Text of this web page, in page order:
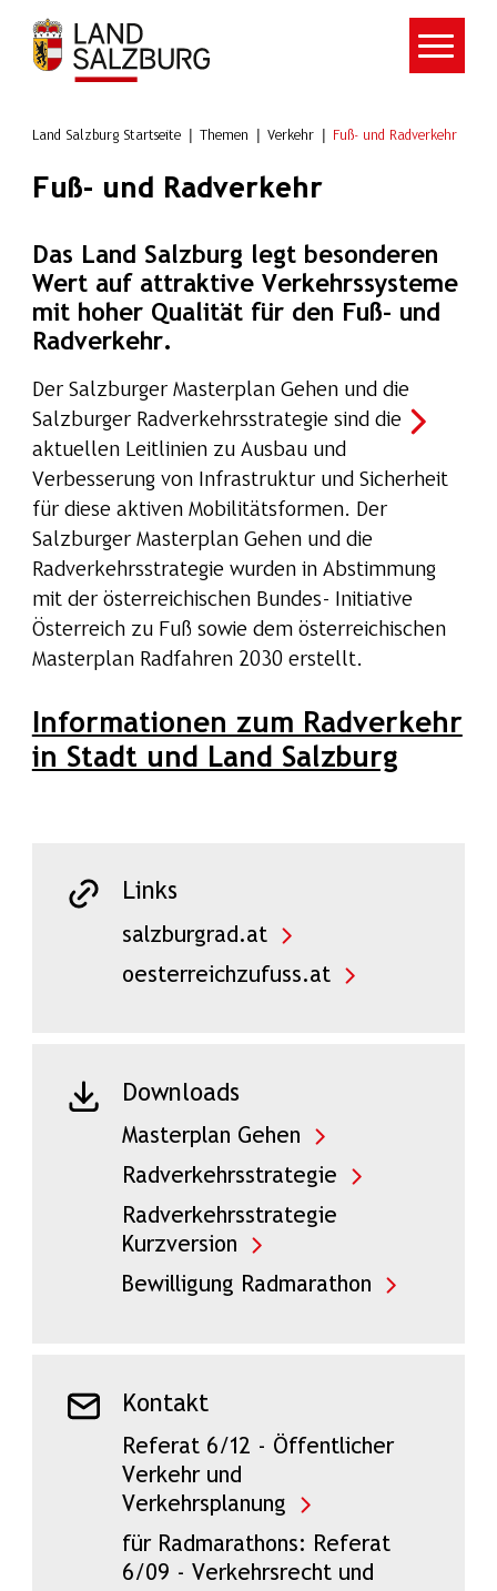
Zum Hauptinhalt springen
Land Salzburg Startseite Themen Verkehr Fuß- und Radverkehr
Fuß- und Radverkehr
Das Land Salzburg legt besonderen
Wert auf attraktive Verkehrssysteme
mit hoher Qualität für den Fuß- und
Radverkehr.
Der Salzburger Masterplan Gehen und die
Salzburger Radverkehrsstrategie sind die
aktuellen Leitlinien zu Ausbau und
Verbesserung von Infrastruktur und Sicherheit
für diese aktiven Mobilitätsformen. Der
Salzburger Masterplan Gehen und die
Radverkehrsstrategie wurden in Abstimmung
mit der österreichischen Bundes- Initiative
Österreich zu Fuß sowie dem österreichischen
Masterplan Radfahren 2030 erstellt.
Informationen zum Radverkehr
in Stadt und Land Salzburg
Links
salzburgrad.at
oesterreichzufuss.at
Downloads
Masterplan Gehen
Radverkehrsstrategie
Radverkehrsstrategie
Kurzversion
Bewilligung Radmarathon
Kontakt
Referat 6/12 - Öffentlicher
Verkehr und
Verkehrsplanung
für Radmarathons: Referat
6/09 - Verkehrsrecht und